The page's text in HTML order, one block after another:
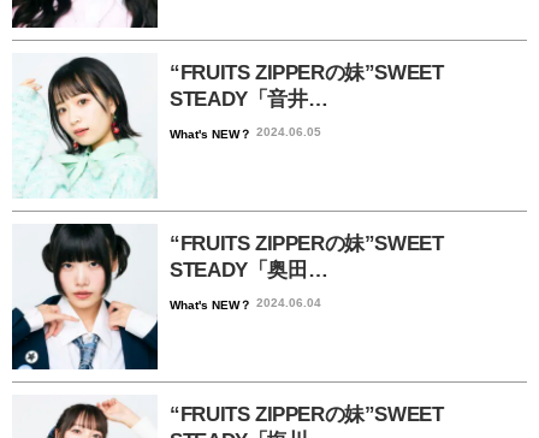
“FRUITS ZIPPERの妹”SWEET
STEADY「音井…
What's NEW？ 2024.06.05
“FRUITS ZIPPERの妹”SWEET
STEADY「奥田…
What's NEW？ 2024.06.04
“FRUITS ZIPPERの妹”SWEET